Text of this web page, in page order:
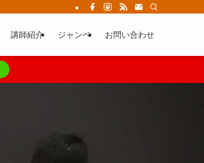
講師紹介 ジャンベ お問い合わせ